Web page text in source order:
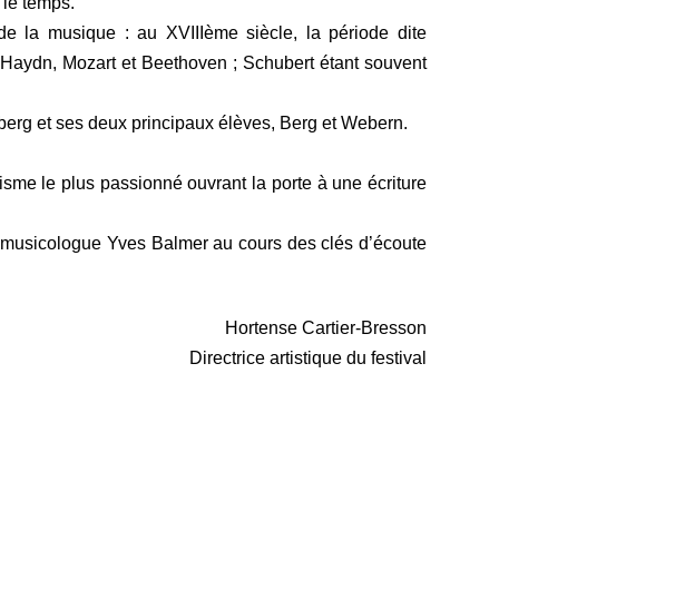
la musique : au XVIIIème siècle, la période dite
Mozart et Beethoven ; Schubert étant souvent
et ses deux principaux élèves, Berg et Webern.
le plus passionné ouvrant la porte à une écriture
Yves Balmer au cours des clés d’écoute
Hortense Cartier-Bresson
Directrice artistique du festival